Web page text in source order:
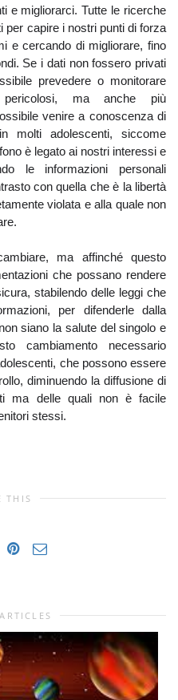
e migliorarci. Tutte le ricerche
per capire i nostri punti di forza
e cercando di migliorare, fino
Se i dati non fossero privati
prevedere o monitorare
pericolosi, ma anche più
venire a conoscenza di
molti adolescenti, siccome
è legato ai nostri interessi e
le informazioni personali
con quella che è la libertà
violata e alla quale non
ma affinché questo
che possano rendere
stabilendo delle leggi che
per difenderle dalla
siano la salute del singolo e
cambiamento necessario
che possono essere
diminuendo la diffusione di
ma delle quali non è facile
stessi.
THIS